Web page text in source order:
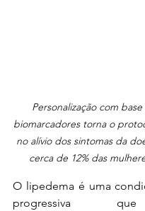
Personalização com
biomarcadores torna o
no alívio dos sintomas da
cerca de 12% das
O lipedema é uma
progressiva